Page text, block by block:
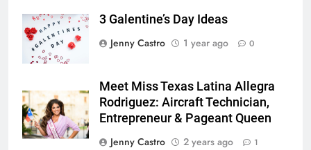
3 Galentine’s Day Ideas
Jenny Castro
1 year ago 0
Meet Miss Texas Latina Allegra
Rodriguez: Aircraft Technician,
Entrepreneur & Pageant Queen
Jenny Castro
2 years ago 1